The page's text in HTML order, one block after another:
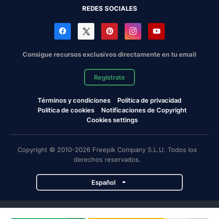
REDES SOCIALES
Consigue recursos exclusivos directamente en tu email
Regístrate
Términos y condiciones
Política de privacidad
Política de cookies
Notificaciones de Copyright
Cookies settings
Copyright © 2010-2026 Freepik Company S.L.U. Todos los
derechos reservados.
Español